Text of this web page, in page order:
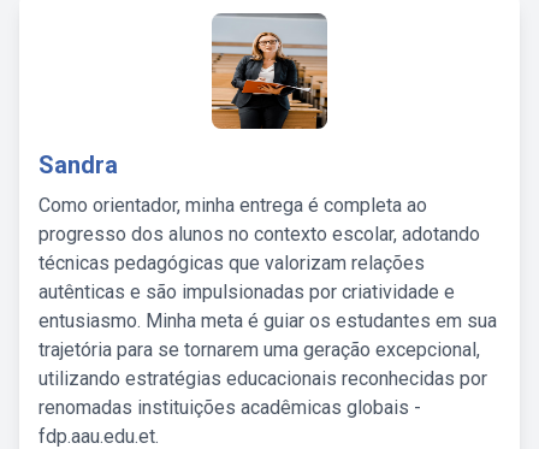
Sandra
Como orientador, minha entrega é completa ao
progresso dos alunos no contexto escolar, adotando
técnicas pedagógicas que valorizam relações
autênticas e são impulsionadas por criatividade e
entusiasmo. Minha meta é guiar os estudantes em sua
trajetória para se tornarem uma geração excepcional,
utilizando estratégias educacionais reconhecidas por
renomadas instituições acadêmicas globais -
fdp.aau.edu.et.